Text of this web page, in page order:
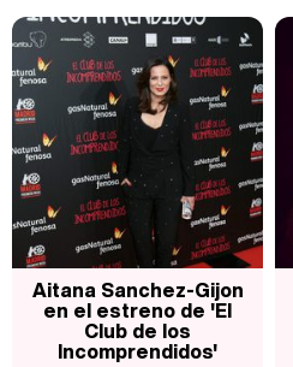
Aitana Sanchez-Gijon
en el estreno de 'El
Club de los
Incomprendidos'